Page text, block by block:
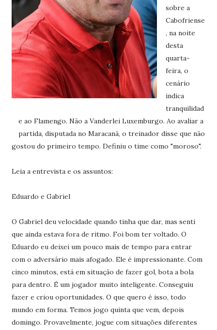
sobre a
Cabofriense
, na noite
desta
quarta-
feira, o
cenário
indica
tranquilidad
e ao Flamengo. Não a Vanderlei Luxemburgo. Ao avaliar a
partida, disputada no Maracanã, o treinador disse que não
gostou do primeiro tempo. Definiu o time como "moroso".
Leia a entrevista e os assuntos:
Eduardo e Gabriel
O Gabriel deu velocidade quando tinha que dar, mas senti
que ainda estava fora de ritmo. Foi bom ter voltado. O
Eduardo eu deixei um pouco mais de tempo para entrar
com o adversário mais afogado. Ele é impressionante. Com
cinco minutos, está em situação de fazer gol, bota a bola
para dentro. É um jogador muito inteligente. Conseguiu
fazer e criou oportunidades. O que quero é isso, todo
mundo em forma. Temos jogo quinta que vem, depois
domingo. Provavelmente, jogue com situações diferentes